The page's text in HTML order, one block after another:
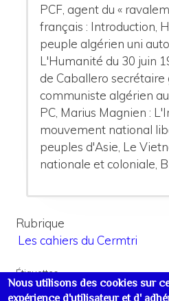
Nous utilisons des cookies sur
expérience d'utilisateur et d'
PCF, agent du «
français : Introduction,
peuple algérien uni
L'Humanité du 30 juin
de Caballero
communiste algérien
PC, Marius Magnien :
mouvement national
peuples d'Asie, Le
nationale et coloniale,
Rubrique
Les cahiers du Cermtri
Étiquettes
Colonialisme
Stalinisme –